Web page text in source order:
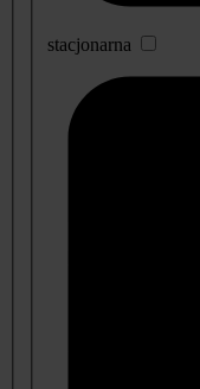
stacjonarna